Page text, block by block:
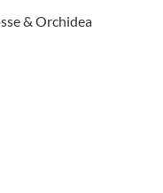
& Orchidea